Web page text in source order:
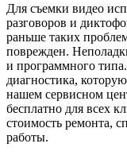
Для съемки видео
разговоров и
раньше таких
поврежден.
и программного
диагностика,
нашем сервисном
бесплатно для всех
стоимость ремонта,
работы.